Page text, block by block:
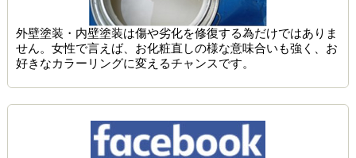
外壁塗装・内壁塗装は傷や劣化を修復する為だけではありま
せん。女性で言えば、お化粧直しの様な意味合いも強く、お
好きなカラーリングに変えるチャンスです。